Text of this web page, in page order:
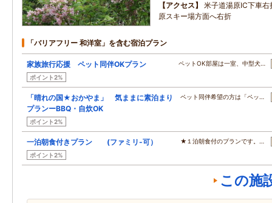
アクセス
米子道湯原IC下車
原スキー場方面へ右折
「バリアフリー 和洋室」を含む宿泊プラン
家族旅行応援 ペット同伴OKプラン
ポイント2%
ペットOK部屋は一室、中型犬…
「晴れの国★おかやま」 気ままに素泊まり
プランーBBQ・自炊OK
ポイント2%
ペット同伴希望の方は「ペッ…
一泊朝食付きプラン (ファミリ-可）
ポイント2%
★１泊朝食付のプランです。…
この施